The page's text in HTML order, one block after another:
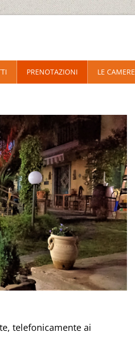
telefonicamente ai
PRENOTAZIONI LE CAMERE